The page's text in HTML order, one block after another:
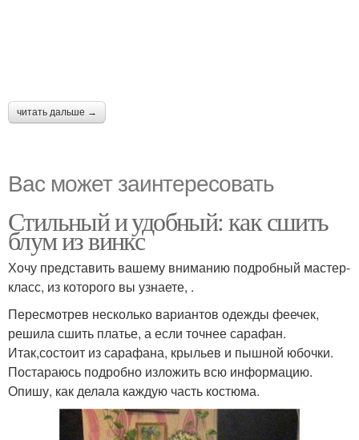
читать дальше →
Вас может заинтересовать
Стильный и удобный: как сшить
блум из винкс
Хочу представить вашему вниманию подробный мастер-
класс, из которого вы узнаете, .
Пересмотрев несколько вариантов одежды феечек,
решила сшить платье, а если точнее сарафан.
Итак,состоит из сарафана, крыльев и пышной юбочки.
Постараюсь подробно изложить всю информацию.
Опишу, как делала каждую часть костюма.